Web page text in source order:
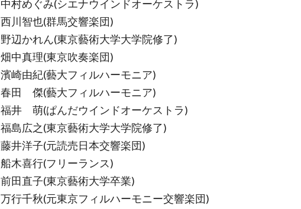
中村めぐみ(シエナウインドオーケストラ)
西川智也(群馬交響楽団)
野辺かれん(東京藝術大学大学院修了)
畑中真理(東京吹奏楽団)
濱崎由紀(藝大フィルハーモニア)
春田 傑(藝大フィルハーモニア)
福井 萌(ぱんだウインドオーケストラ)
福島広之(東京藝術大学大学院修了)
藤井洋子(元読売日本交響楽団)
船木喜行(フリーランス)
前田直子(東京藝術大学卒業)
万行千秋(元東京フィルハーモニー交響楽団)